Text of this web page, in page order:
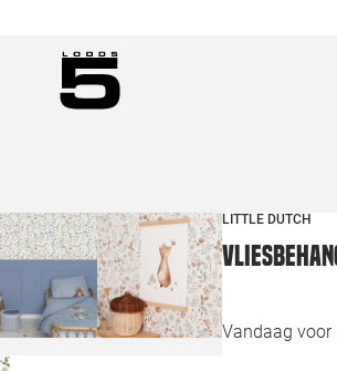
LITTLE DUTCH
Vandaag voor